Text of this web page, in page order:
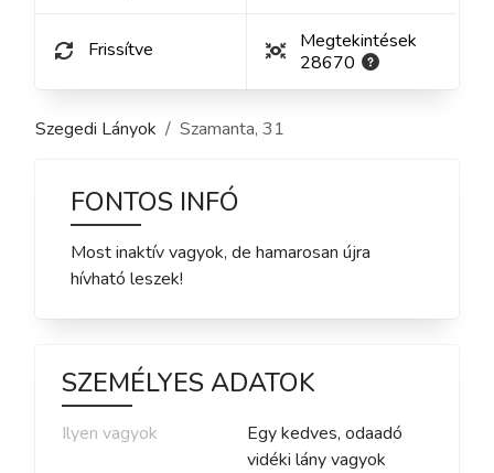
Frissítve
Megtekintések
28670
Szegedi Lányok Szamanta, 31
FONTOS INFÓ
Most inaktív vagyok, de hamarosan újra
hívható leszek!
SZEMÉLYES ADATOK
Ilyen vagyok
Egy kedves, odaadó
vidéki lány vagyok